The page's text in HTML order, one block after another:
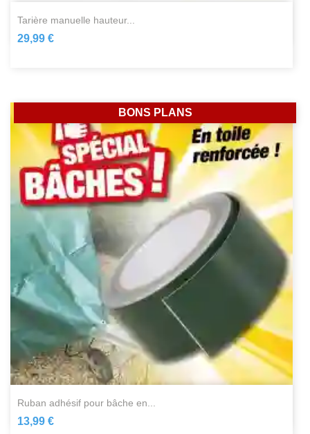
tarière manuelle hauteur...
29,99 €
ruban adhésif pour bâche en...
13,99 €
BONS PLANS